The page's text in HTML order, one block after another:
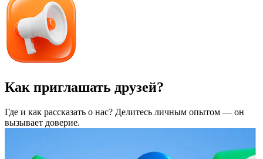
Как приглашать друзей?
Где и как рассказать о нас? Делитесь личным опытом — он
вызывает доверие.